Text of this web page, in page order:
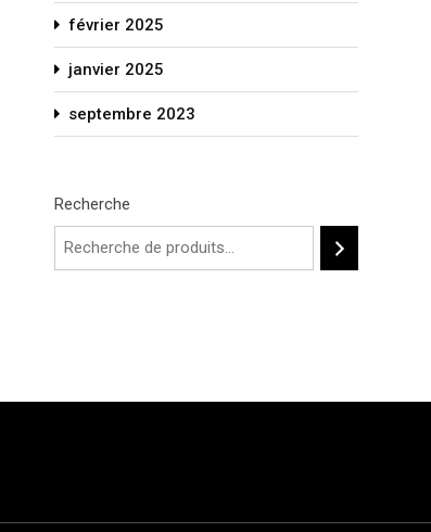
février 2025
janvier 2025
septembre 2023
Recherche